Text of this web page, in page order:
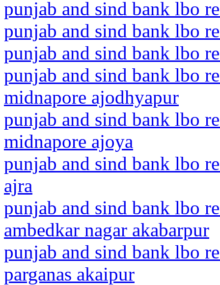
punjab and sind bank lbo
punjab and sind bank lbo
punjab and sind bank lbo
punjab and sind bank lbo
midnapore ajodhyapur
punjab and sind bank lbo
midnapore ajoya
punjab and sind bank lbo
ajra
punjab and sind bank lbo
ambedkar nagar akabarpur
punjab and sind bank lbo
parganas akaipur